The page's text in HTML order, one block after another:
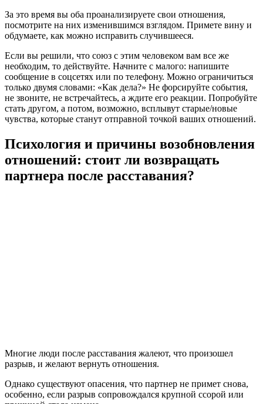
За это время вы оба проанализируете свои отношения,
посмотрите на них изменившимся взглядом. Примете вину и
обдумаете, как можно исправить случившееся.
Если вы решили, что союз с этим человеком вам все же
необходим, то действуйте. Начните с малого: напишите
сообщение в соцсетях или по телефону. Можно ограничиться
только двумя словами: «Как дела?» Не форсируйте события,
не звоните, не встречайтесь, а ждите его реакции. Попробуйте
стать другом, а потом, возможно, всплывут старые/новые
чувства, которые станут отправной точкой ваших отношений.
Психология и причины возобновления
отношений: стоит ли возвращать
партнера после расставания?
Многие люди после расставания жалеют, что произошел
разрыв, и желают вернуть отношения.
Однако существуют опасения, что партнер не примет снова,
особенно, если разрыв сопровождался крупной ссорой или